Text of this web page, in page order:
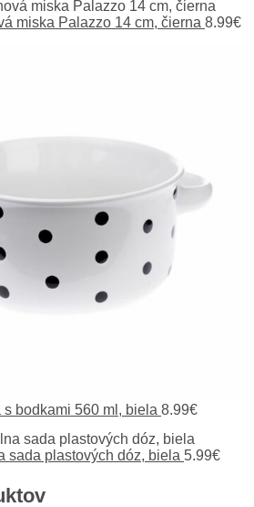
miska Palazzo 14 cm, čierna 8.99€
s bodkami 560 ml, biela 8.99€
sada plastových dóz, biela 5.99€